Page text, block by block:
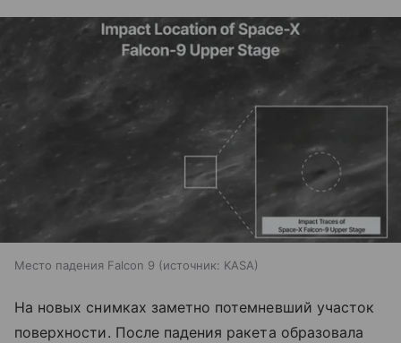
Место падения Falcon 9 источник: KASA
На новых снимках заметно потемневший участок
поверхности. После падения ракета образовала